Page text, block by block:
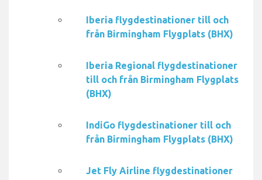
Iberia flygdestinationer till och
från Birmingham Flygplats (BHX)
Iberia Regional flygdestinationer
till och från Birmingham Flygplats
(BHX)
IndiGo flygdestinationer till och
från Birmingham Flygplats (BHX)
Jet Fly Airline flygdestinationer